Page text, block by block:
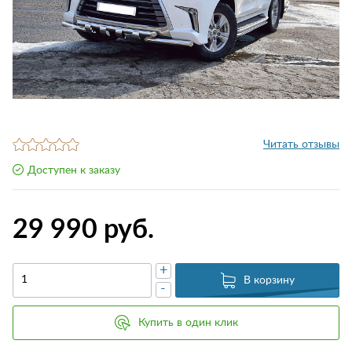
Читать отзывы
Доступен к заказу
29 990 руб.
-
+
В корзину
Купить в один клик